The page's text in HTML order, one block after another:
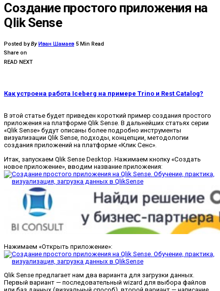
Создание простого приложения на
Qlik Sense
Posted by ByИван Шамаев 5 Min Read
Share on
READ NEXT
Как устроена работа Iceberg на примере Trino и Rest Catalog?
В этой статье будет приведен короткий пример создания простого
приложения на платформе Qlik Sense. В дальнейших статьях серии
«Qlik Sense» будут описаны более подробно инструменты
визуализации Qlik Sense, подходы, концепции, методологии
создания приложений на платформе «Клик Сенс».
Итак, запускаем Qlik Sense Desktop. Нажимаем кнопку «Создать
новое приложение», вводим название приложения:
Нажимаем «Открыть приложение»:
Qlik Sense предлагает нам два варианта для загрузки данных.
Первый вариант — последовательный wizard для выбора файлов